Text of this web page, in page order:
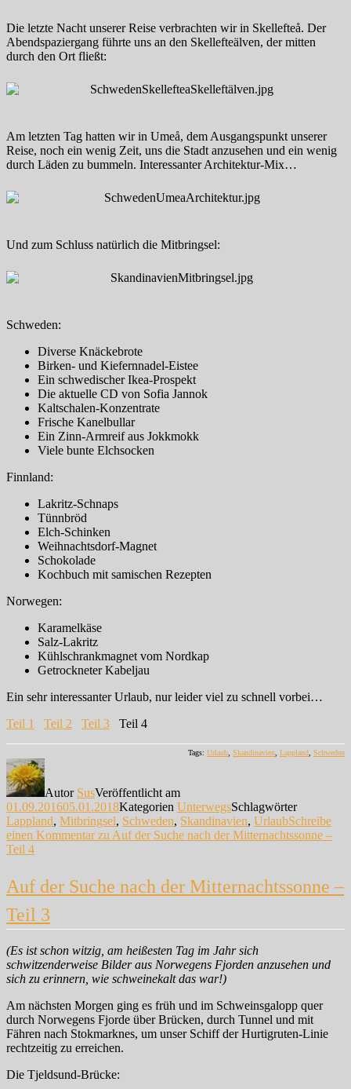
Die letzte Nacht unserer Reise verbrachten wir in Skellefteå. Der
Abendspaziergang führte uns an den Skellefteälven, der mitten
durch den Ort fließt:
Am letzten Tag hatten wir in Umeå, dem Ausgangspunkt unserer
Reise, noch ein wenig Zeit, uns die Stadt anzusehen und ein wenig
durch Läden zu bummeln. Interessanter Architektur-Mix…
Und zum Schluss natürlich die Mitbringsel:
Schweden:
Diverse Knäckebrote
Birken- und Kiefernnadel-Eistee
Ein schwedischer Ikea-Prospekt
Die aktuelle CD von Sofia Jannok
Kaltschalen-Konzentrate
Frische Kanelbullar
Ein Zinn-Armreif aus Jokkmokk
Viele bunte Elchsocken
Finnland:
Lakritz-Schnaps
Tünnbröd
Elch-Schinken
Weihnachtsdorf-Magnet
Schokolade
Kochbuch mit samischen Rezepten
Norwegen:
Karamelkäse
Salz-Lakritz
Kühlschrankmagnet vom Nordkap
Getrockneter Kabeljau
Ein sehr interessanter Urlaub, nur leider viel zu schnell vorbei…
Teil 1
Teil 2 Teil 3 Teil 4
Tags: Urlaub Skandinavien Lappland Schweden
Autor SusVeröffentlicht am
01.09.201605.01.2018Kategorien UnterwegsSchlagwörter
Lappland, Mitbringsel, Schweden, Skandinavien, UrlaubSchreibe
einen Kommentarzu Auf der Suche nach der Mitternachtssonne –
Teil 4
Auf der Suche nach der Mitternachtssonne –
Teil 3
(Es ist schon witzig, am heißesten Tag im Jahr sich
schwitzenderweise Bilder aus Norwegens Fjorden anzusehen und
sich zu erinnern, wie schweinekalt das war!)
Am nächsten Morgen ging es früh und im Schweinsgalopp quer
durch Norwegens Fjorde über Brücken, durch Tunnel und mit
Fähren nach Stokmarknes, um unser Schiff der Hurtigruten-Linie
rechtzeitig zu erreichen.
Die Tjeldsund-Brücke: